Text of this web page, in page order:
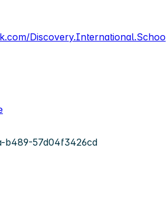
Discovery.International.Schoo
b489-57d04f3426cd